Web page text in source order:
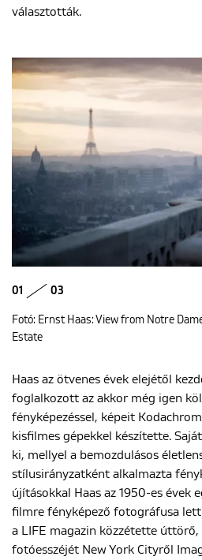
választották.
01 03
Fotó: Ernst Haas: View from Notre
Estate
Haas az ötvenes évek elejétől
foglalkozott az akkor még igen
fényképezéssel, képeit
kisfilmes gépekkel készítette.
ki, mellyel a bemozdulásos
stílusirányzatként alkalmazta
újításokkal Haas az 1950-es évek
filmre fényképező fotográfusa
a LIFE magazin közzétette úttörő,
fotóesszéjét New York Cityről